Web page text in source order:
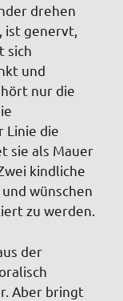
drehen
ist genervt,
sich
und
nur die
Linie die
sie als Mauer
kindliche
wünschen
zu werden.
der
Aber bringt